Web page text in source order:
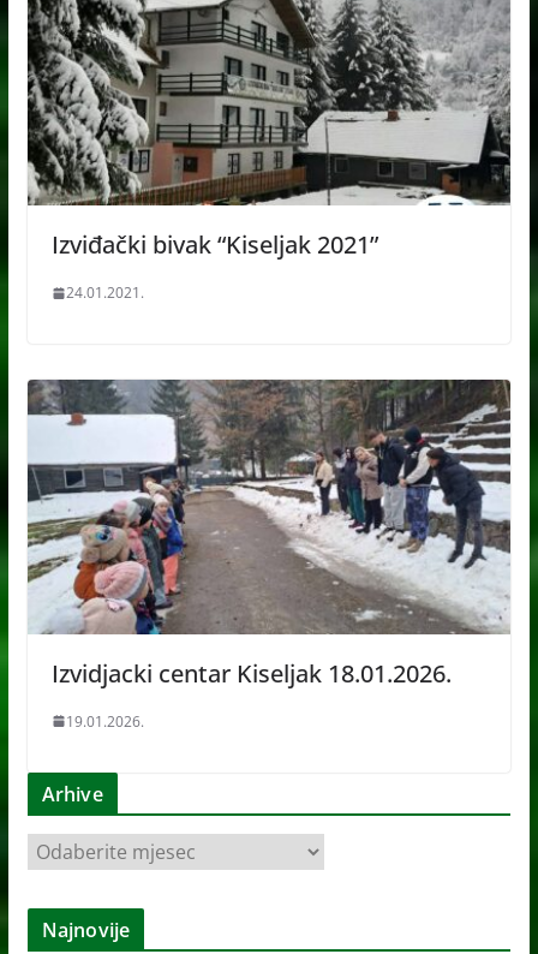
Izviđački bivak “Kiseljak 2021”
24.01.2021.
Izvidjacki centar Kiseljak 18.01.2026.
19.01.2026.
Arhive
r
h
Najnovije